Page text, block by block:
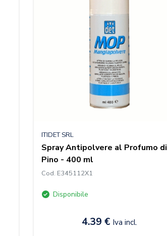
ITIDET SRL
Spray Antipolvere al Profumo di
Pino - 400 ml
Cod. E345112X1
Disponibile
4.39 € Iva incl.